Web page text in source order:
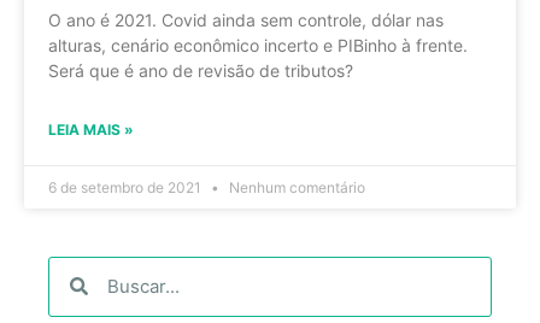
O ano é 2021. Covid ainda sem controle, dólar nas
alturas, cenário econômico incerto e PIBinho à frente.
Será que é ano de revisão de tributos?
LEIA MAIS »
6 de setembro de 2021 Nenhum comentário